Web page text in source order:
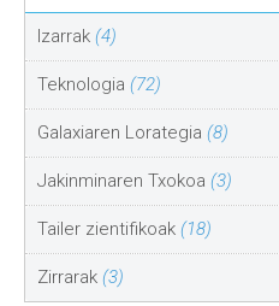
Izarrak (4)
Teknologia (72)
Galaxiaren Lorategia (8)
Jakinminaren Txokoa (3)
Tailer zientifikoak (18)
Zirrarak (3)